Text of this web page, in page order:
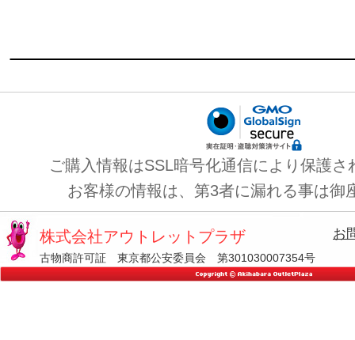
ご購入情報はSSL暗号化通信により保護さ
お客様の情報は、第3者に漏れる事は御
株式会社アウトレットプラザ
古物商許可証 東京都公安委員会 第301030007354号
お